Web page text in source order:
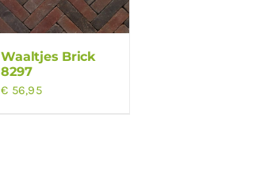
Waaltjes Brick
8297
€ 56,95